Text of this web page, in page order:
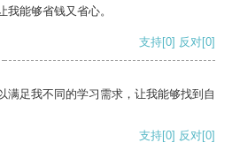
能够省钱又省心。
支持[0] 反对[0]
满足我不同的学习需求，让我能够找到自
支持[0] 反对[0]